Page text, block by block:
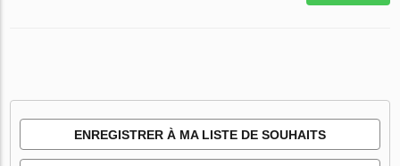
ENREGISTRER À MA LISTE DE SOUHAITS